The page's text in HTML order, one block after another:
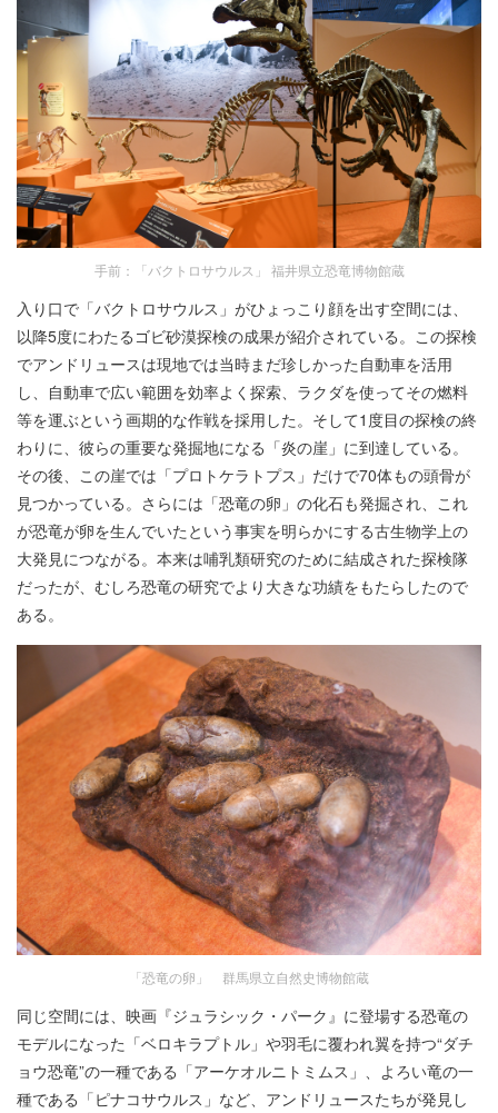
手前：「バクトロサウルス」 福井県立恐竜博物館蔵
入り口で「バクトロサウルス」がひょっこり顔を出す空間には、
以降5度にわたるゴビ砂漠探検の成果が紹介されている。この探検
でアンドリュースは現地では当時まだ珍しかった自動車を活用
し、自動車で広い範囲を効率よく探索、ラクダを使ってその燃料
等を運ぶという画期的な作戦を採用した。そして1度目の探検の終
わりに、彼らの重要な発掘地になる「炎の崖」に到達している。
その後、この崖では「プロトケラトプス」だけで70体もの頭骨が
見つかっている。さらには「恐竜の卵」の化石も発掘され、これ
が恐竜が卵を生んでいたという事実を明らかにする古生物学上の
大発見につながる。本来は哺乳類研究のために結成された探検隊
だったが、むしろ恐竜の研究でより大きな功績をもたらしたので
ある。
「恐竜の卵」 群馬県立自然史博物館蔵
同じ空間には、映画『ジュラシック・パーク』に登場する恐竜の
モデルになった「ベロキラプトル」や羽毛に覆われ翼を持つ“ダチ
ョウ恐竜”の一種である「アーケオルニトミムス」、よろい竜の一
種である「ピナコサウルス」など、アンドリュースたちが発見し